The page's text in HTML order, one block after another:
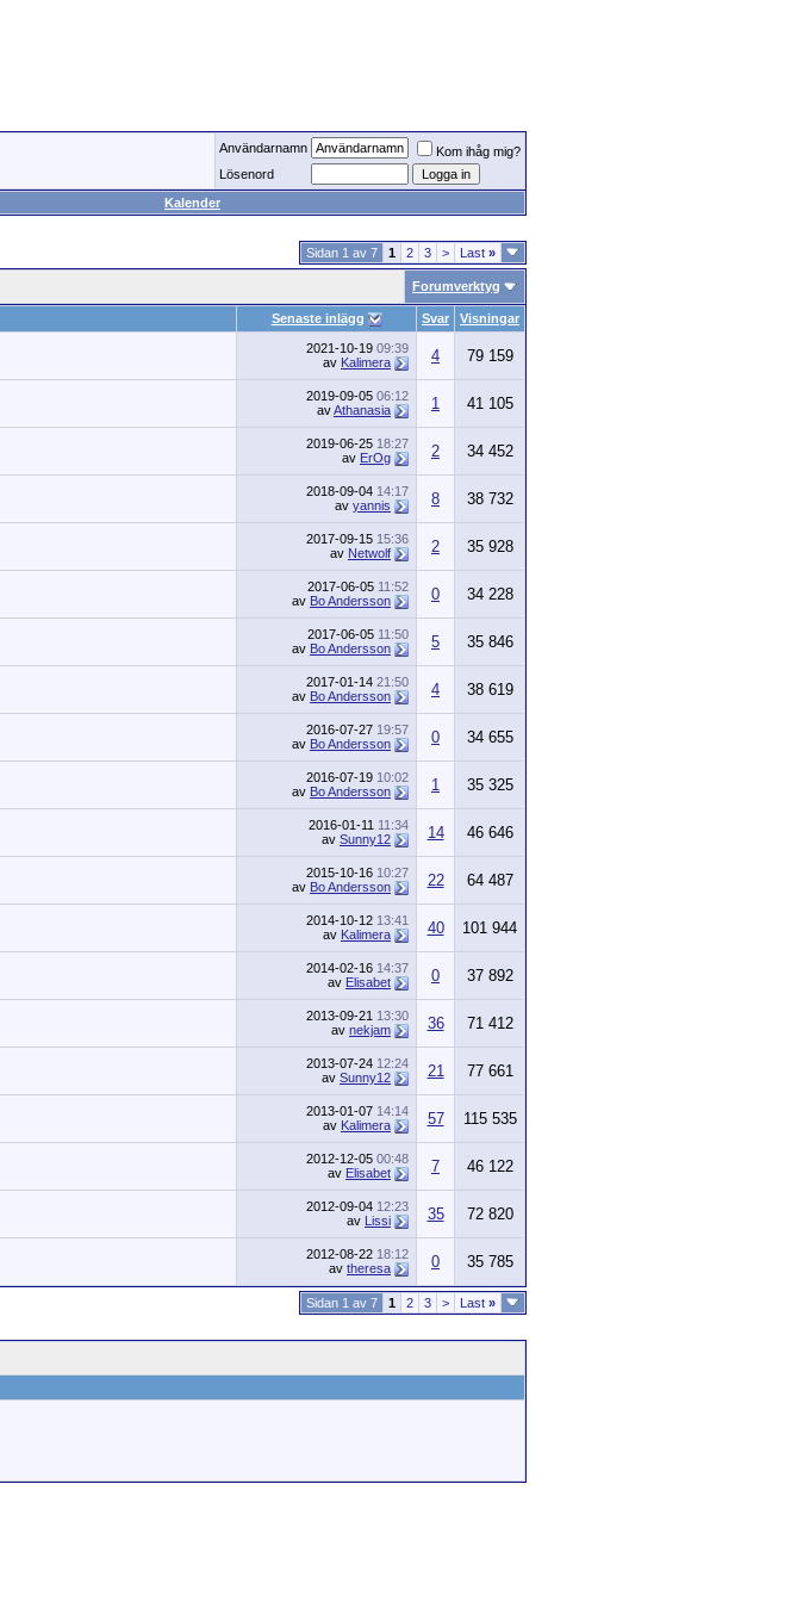
Användarnamn
Kom ihåg mig?
Lösenord
Kalender
Sidan 1 av 7 1 2 3 > Last »
Forumverktyg
Senaste inlägg Svar Visningar
2021-10-19 09:39
av Kalimera 4 79 159
2019-09-05 06:12
avAthanasia 1 41 105
2019-06-25 18:27
av ErOg 2 34 452
2018-09-04 14:17
av yannis 8 38 732
2017-09-15 15:36
av Netwolf 2 35 928
2017-06-05 11:52
av Bo Andersson 0 34 228
2017-06-05 11:50
av Bo Andersson 5 35 846
2017-01-14 21:50
av Bo Andersson 4 38 619
2016-07-27 19:57
av Bo Andersson 0 34 655
2016-07-19 10:02
av Bo Andersson 1 35 325
2016-01-11 11:34
av Sunny12 14 46 646
2015-10-16 10:27
av Bo Andersson 22 64 487
2014-10-12 13:41
av Kalimera 40 101 944
2014-02-16 14:37
av Elisabet 0 37 892
2013-09-21 13:30
av nekjam 36 71 412
2013-07-24 12:24
av Sunny12 21 77 661
2013-01-07 14:14
av Kalimera 57 115 535
2012-12-05 00:48
av Elisabet 7 46 122
2012-09-04 12:23
av Lissi 35 72 820
2012-08-22 18:12
av theresa 0 35 785
Sidan 1 av 7 1 2 3 > Last »